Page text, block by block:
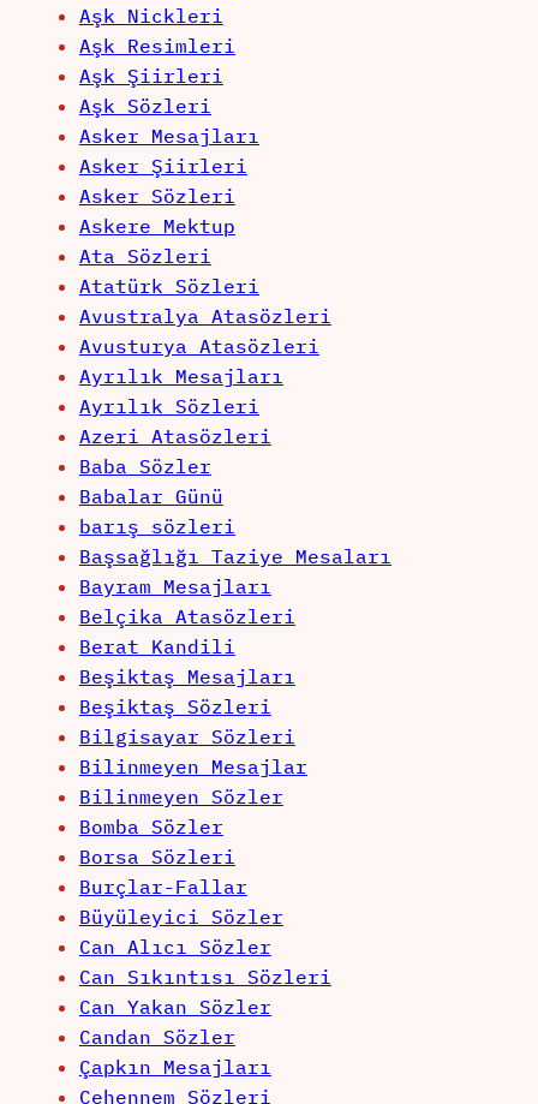
Aşk Nickleri
Aşk Resimleri
Aşk Şiirleri
Aşk Sözleri
Asker Mesajları
Asker Şiirleri
Asker Sözleri
Askere Mektup
Ata Sözleri
Atatürk Sözleri
Avustralya Atasözleri
Avusturya Atasözleri
Ayrılık Mesajları
Ayrılık Sözleri
Azeri Atasözleri
Baba Sözler
Babalar Günü
barış sözleri
Başsağlığı Taziye Mesaları
Bayram Mesajları
Belçika Atasözleri
Berat Kandili
Beşiktaş Mesajları
Beşiktaş Sözleri
Bilgisayar Sözleri
Bilinmeyen Mesajlar
Bilinmeyen Sözler
Bomba Sözler
Borsa Sözleri
Burçlar-Fallar
Büyüleyici Sözler
Can Alıcı Sözler
Can Sıkıntısı Sözleri
Can Yakan Sözler
Candan Sözler
Çapkın Mesajları
Cehennem Sözleri